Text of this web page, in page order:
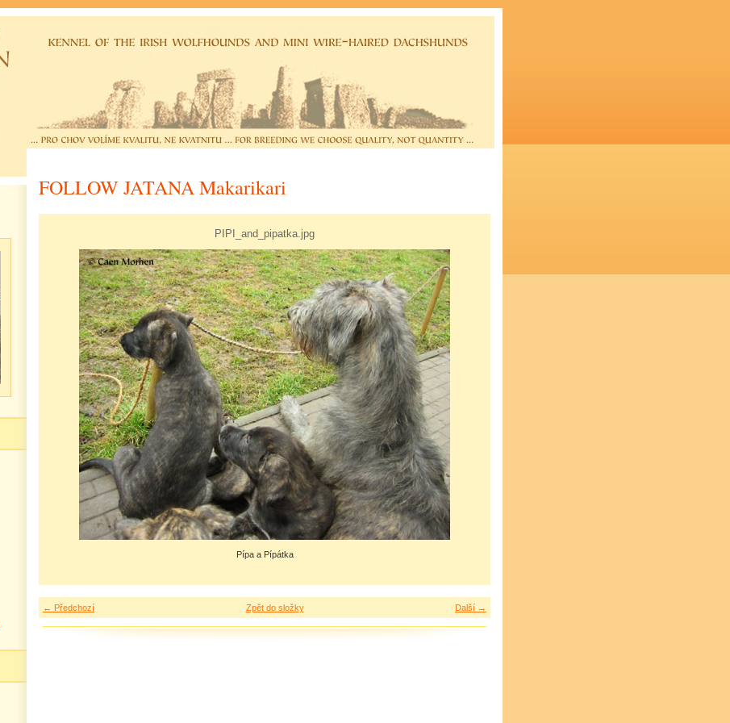
FOLLOW JATANA Makarikari
PIPI_and_pipatka.jpg
Pípa a Pípátka
← Předchozí Další →
Zpět do složky